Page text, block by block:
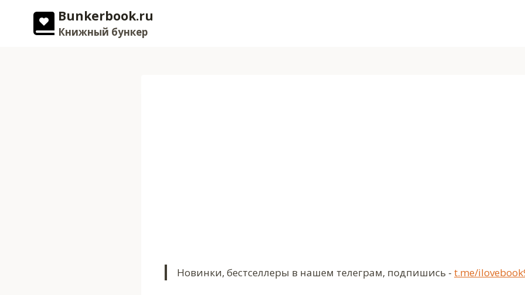
содержимому
Bunkerbook.ru
Книжный бункер
Новинки, бестселлеры в нашем телеграм, подпишись - t.me/